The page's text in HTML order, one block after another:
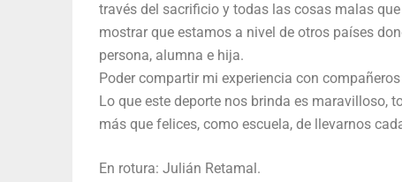
través del sacrificio y todas las cosas malas
mostrar que estamos a nivel de otros países
persona, alumna e hija.
Poder compartir mi experiencia con
Lo que este deporte nos brinda es maravilloso,
más que felices, como escuela, de llevarnos
En rotura: Julián Retamal.